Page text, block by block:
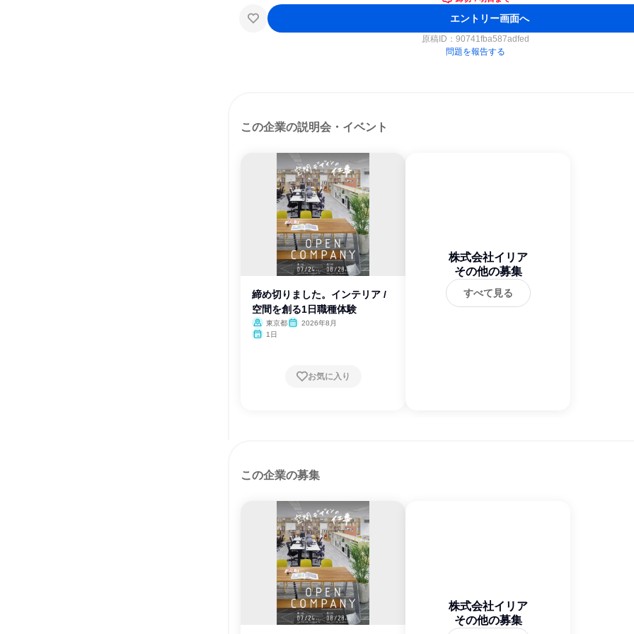
エントリー画面へ
原稿ID： 90741fba587adfed
問題を報告する
この企業の説明会・イベント
締め切りました。インテリア /
空間を創る1日職種体験
東京都
2026年8月
1日
お気に入り
株式会社イリア
その他の募集
すべて見る
この企業の募集
株式会社イリア
その他の募集